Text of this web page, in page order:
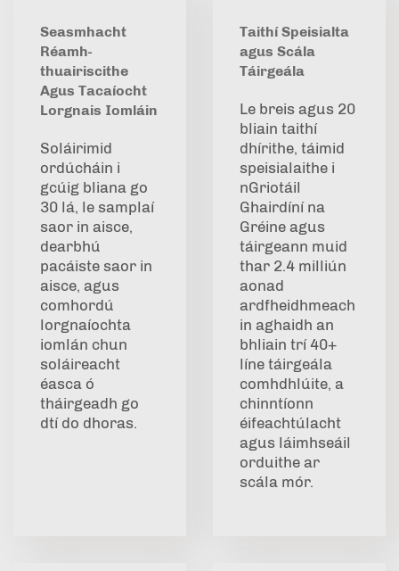
Seasmhacht
Réamh-
thuairiscithe
Agus Tacaíocht
Lorgnais Iomláin
Soláirimid
ordúcháin i
gcúig bliana go
30 lá, le samplaí
saor in aisce,
dearbhú
pacáiste saor in
aisce, agus
comhordú
lorgnaíochta
iomlán chun
soláireacht
éasca ó
tháirgeadh go
dtí do dhoras.
Taithí Speisialta
agus Scála
Táirgeála
Le breis agus 20
bliain taithí
dhírithe, táimid
speisialaithe i
nGriotáil
Ghairdíní na
Gréine agus
táirgeann muid
thar 2.4 milliún
aonad
ardfheidhmeach
in aghaidh an
bhliain trí 40+
líne táirgeála
comhdhlúite, a
chinntíonn
éifeachtúlacht
agus láimhseáil
orduithe ar
scála mór.